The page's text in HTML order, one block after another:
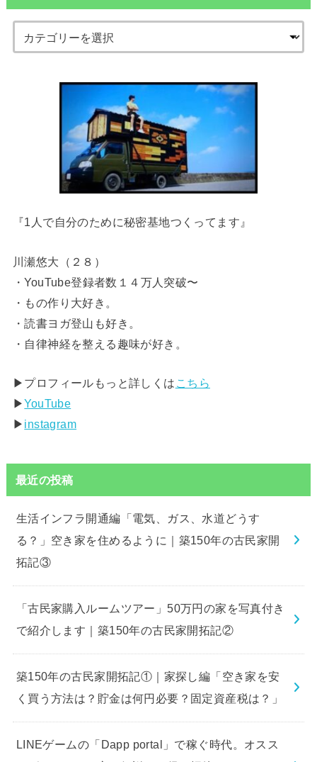
『1人で自分のために秘密基地つくってます』
川瀬悠大（２８）
・YouTube登録者数１４万人突破〜
・もの作り大好き。
・読書ヨガ登山も好き。
・自律神経を整える趣味が好き。
▶︎プロフィールもっと詳しくは こちら
▶︎YouTube
▶︎ instagram
最近の投稿
生活インフラ開通編「電気、ガス、水道どうす
る？」空き家を住めるように｜築150年の古民家開
拓記③
「古民家購入ルームツアー」50万円の家を写真付き
で紹介します｜築150年の古民家開拓記②
築150年の古民家開拓記①｜家探し編「空き家を安
く買う方法は？貯金は何円必要？固定資産税は？」
LINEゲームの「Dapp portal」で稼ぐ時代。オスス